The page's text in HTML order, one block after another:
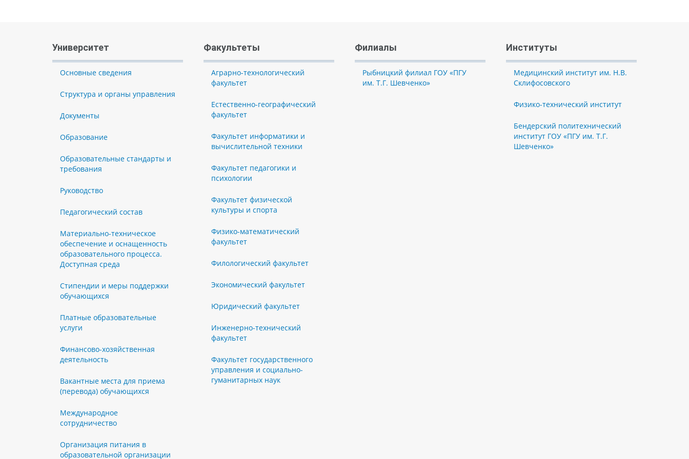
Университет
Основные сведения
Структура и органы управления
Документы
Образование
Образовательные стандарты и
требования
Руководство
Педагогический состав
Материально-техническое
обеспечение и оснащенность
образовательного процесса.
Доступная среда
Стипендии и меры поддержки
обучающихся
Платные образовательные
услуги
Финансово-хозяйственная
деятельность
Вакантные места для приема
(перевода) обучающихся
Международное
сотрудничество
Организация питания в
образовательной организации
Факультеты
Аграрно-технологический
факультет
Естественно-географический
факультет
Факультет информатики и
вычислительной техники
Факультет педагогики и
психологии
Факультет физической
культуры и спорта
Физико-математический
факультет
Филологический факультет
Экономический факультет
Юридический факультет
Инженерно-технический
факультет
Факультет государственного
управления и социально-
гуманитарных наук
Филиалы
Рыбницкий филиал ГОУ «ПГУ
им. Т.Г. Шевченко»
Институты
Медицинский институт им. Н.В.
Склифосовского
Физико-технический институт
Бендерский политехнический
институт ГОУ «ПГУ им. Т.Г.
Шевченко»